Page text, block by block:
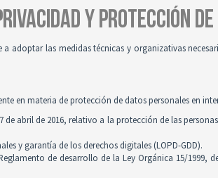
Y PROTECCIÓN
adoptar las medidas técnicas y organizativas
en materia de protección de datos personales en
abril de 2016, relativo a la protección de las
y garantía de los derechos digitales (LOPD-GDD).
de desarrollo de la Ley Orgánica 15/1999,